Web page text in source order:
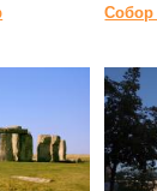
Собор